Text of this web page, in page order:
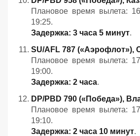
Плановое время вылета:
19:25.
Задержка: 3 часа 5 минут.
SU/AFL 787 («Аэрофлот»),
Плановое время вылета:
19:00.
Задержка: 2 часа.
DP/PBD 790 («Победа»),
Плановое время вылета:
19:10.
Задержка: 2 часа 10 минут.